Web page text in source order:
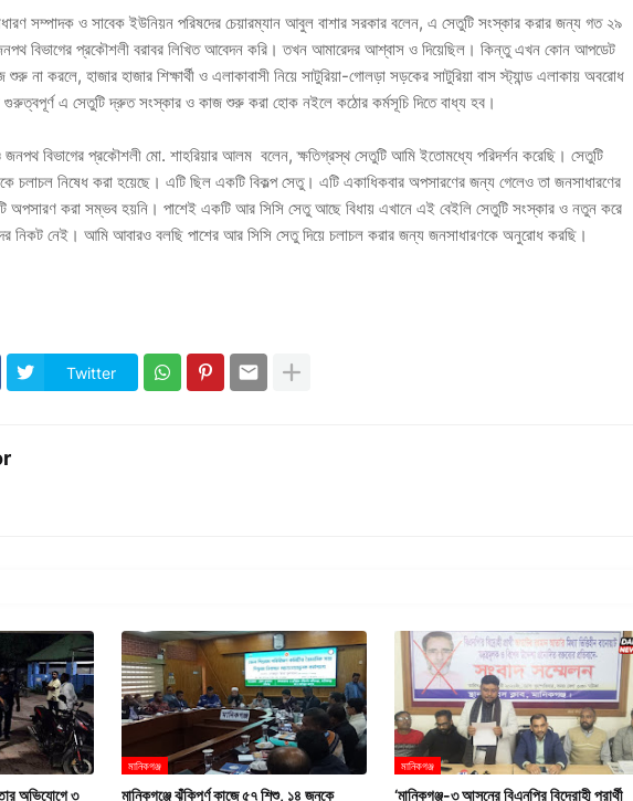
সম্পাদক ও সাবেক ইউনিয়ন পরিষদের চেয়ারম্যান আবুল বাশার সরকার বলেন, এ সেতুটি সংস্কার করার জন্য গত ২৯
বিভাগের প্রকৌশলী বরাবর লিখিত আবেদন করি। তখন আমারেদর আশ্বাস ও দিয়েছিল। কিন্তু এখন কোন আপডেট
না করলে, হাজার হাজার শিক্ষার্থী ও এলাকাবাসী নিয়ে সাটুরিয়া-গোলড়া সড়কের সাটুরিয়া বাস স্ট্যান্ড এলাকায় অবরোধ
এ সেতুটি দ্রুত সংস্কার ও কাজ শুরু করা হোক নইলে কঠোর কর্মসূচি দিতে বাধ্য হব।
জনপথ বিভাগের প্রকৌশলী মো. শাহরিয়ার আলম বলেন, ক্ষতিগ্রস্থ সেতুটি আমি ইতোমধ্যে পরিদর্শন করেছি। সেতুটি
চলাচল নিষেধ করা হয়েছে। এটি ছিল একটি বিকল্প সেতু। এটি একাধিকবার অপসারণের জন্য গেলেও তা জনসাধারণের
অপসারণ করা সম্ভব হয়নি। পাশেই একটি আর সিসি সেতু আছে বিধায় এখানে এই বেইলি সেতুটি সংস্কার ও নতুন করে
নিকট নেই। আমি আবারও বলছি পাশের আর সিসি সেতু দিয়ে চলাচল করার জন্য জনসাধারণকে অনুরোধ করছি।
Twitter
অভিযোগে ৩
মানিকগঞ্জ
মানিকগঞ্জে ঝুঁকিপূর্ণ কাজে ৫৭ শিশু, ১৪ জনকে
মানিকগঞ্জ
‘মানিকগঞ্জ-৩ আসনের বিএনপির বিদ্রোহী প্রার্থী